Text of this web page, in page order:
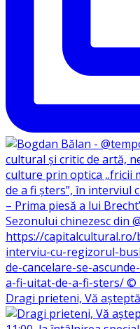
Dragi prieteni, Vă